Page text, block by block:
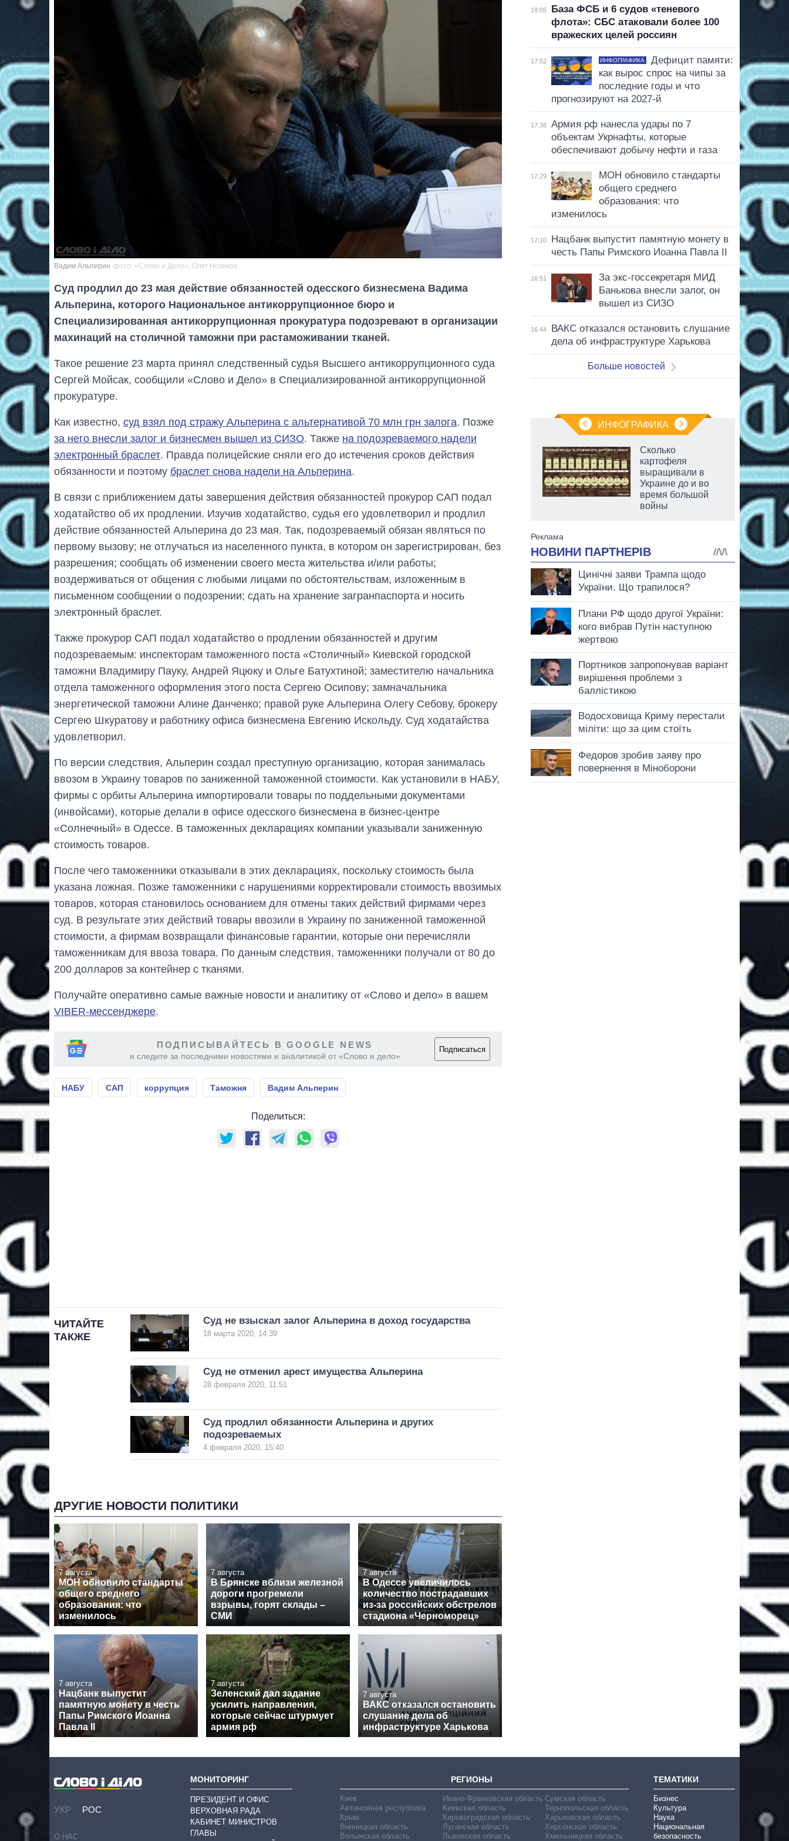
Вадим Альперин фото: «Слово и Дело», Олег Новиков
Суд продлил до 23 мая действие обязанностей одесского бизнесмена Вадима
Альперина, которого Национальное антикоррупционное бюро и
Специализированная антикоррупционная прокуратура подозревают в организации
махинаций на столичной таможни при растаможивании тканей.
Такое решение 23 марта принял следственный судья Высшего антикоррупционного суда
Сергей Мойсак, сообщили «Слово и Дело» в Специализированной антикоррупционной
прокуратуре.
Как известно, суд взял под стражу Альперина с альтернативой 70 млн грн залога. Позже
за него внесли залог и бизнесмен вышел из СИЗО. Также на подозреваемого надели
электронный браслет. Правда полицейские сняли его до истечения сроков действия
обязанности и поэтому браслет снова надели на Альперина.
В связи с приближением даты завершения действия обязанностей прокурор САП подал
ходатайство об их продлении. Изучив ходатайство, судья его удовлетворил и продлил
действие обязанностей Альперина до 23 мая. Так, подозреваемый обязан являться по
первому вызову; не отлучаться из населенного пункта, в котором он зарегистрирован, без
разрешения; сообщать об изменении своего места жительства и/или работы;
воздерживаться от общения с любыми лицами по обстоятельствам, изложенным в
письменном сообщении о подозрении; сдать на хранение загранпаспорта и носить
электронный браслет.
Также прокурор САП подал ходатайство о продлении обязанностей и другим
подозреваемым: инспекторам таможенного поста «Столичный» Киевской городской
таможни Владимиру Пауку, Андрей Яцюку и Ольге Батухтиной; заместителю начальника
отдела таможенного оформления этого поста Сергею Осипову; замначальника
энергетической таможни Алине Данченко; правой руке Альперина Олегу Себову, брокеру
Сергею Шкуратову и работнику офиса бизнесмена Евгению Искольду. Суд ходатайства
удовлетворил.
По версии следствия, Альперин создал преступную организацию, которая занималась
ввозом в Украину товаров по заниженной таможенной стоимости. Как установили в НАБУ,
фирмы с орбиты Альперина импортировали товары по поддельными документами
(инвойсами), которые делали в офисе одесского бизнесмена в бизнес-центре
«Солнечный» в Одессе. В таможенных декларациях компании указывали заниженную
стоимость товаров.
После чего таможенники отказывали в этих декларациях, поскольку стоимость была
указана ложная. Позже таможенники с нарушениями корректировали стоимость ввозимых
товаров, которая становилось основанием для отмены таких действий фирмами через
суд. В результате этих действий товары ввозили в Украину по заниженной таможенной
стоимости, а фирмам возвращали финансовые гарантии, которые они перечисляли
таможенникам для ввоза товара. По данным следствия, таможенники получали от 80 до
200 долларов за контейнер с тканями.
Получайте оперативно самые важные новости и аналитику от «Слово и дело» в вашем
VIBER-мессенджере.
ПОДПИСЫВАЙТЕСЬ В GOOGLE NEWS
и следите за последними новостями и аналитикой от «Слово и дело»
Подписаться
НАБУ САП коррупция Таможня Вадим Альперин
Поделиться:
ЧИТАЙТЕ
ТАКЖЕ
Суд не взыскал залог Альперина в доход государства
18 марта 2020, 14:39
Суд не отменил арест имущества Альперина
28 февраля 2020, 11:51
Суд продлил обязанности Альперина и других
подозреваемых
4 февраля 2020, 15:40
ДРУГИЕ НОВОСТИ ПОЛИТИКИ
7 августа
МОН обновило стандарты
общего среднего
образования: что
изменилось
7 августа
В Брянске вблизи железной
дороги прогремели
взрывы, горят склады –
СМИ
7 августа
В Одессе увеличилось
количество пострадавших
из-за российских обстрелов
стадиона «Черноморец»
7 августа
Нацбанк выпустит
памятную монету в честь
Папы Римского Иоанна
Павла II
7 августа
Зеленский дал задание
усилить направления,
которые сейчас штурмует
армия рф
7 августа
ВАКС отказался остановить
слушание дела об
инфраструктуре Харькова
18:05
База ФСБ и 6 судов «теневого
флота»: СБС атаковали более 100
вражеских целей россиян
17:52 ИНФОГРАФИКА
Дефицит памяти:
как вырос спрос на чипы за
последние годы и что
прогнозируют на 2027-й
17:38
Армия рф нанесла удары по 7
объектам Укрнафты, которые
обеспечивают добычу нефти и газа
17:29
МОН обновило стандарты
общего среднего
образования: что
изменилось
17:10
Нацбанк выпустит памятную монету в
честь Папы Римского Иоанна Павла II
16:51
За экс-госсекретаря МИД
Банькова внесли залог, он
вышел из СИЗО
16:44
ВАКС отказался остановить слушание
дела об инфраструктуре Харькова
Больше новостей
ИНФОГРАФИКА
Восемь
массированных
область стали
главной целью рф
Сколько
картофеля
выращивали в
Украине до и во
время большой
войны
УКР РОС
О НАС
МОНИТОРИНГ
ПРЕЗИДЕНТ И ОФИС
ВЕРХОВНАЯ РАДА
КАБИНЕТ МИНИСТРОВ
ГЛАВЫ
РЕГИОНЫ
Киев
Автономная республика
Крым
Винницкая область
Волынская область
Ивано-Франковская область
Киевская область
Кировоградская область
Луганская область
Львовская область
Сумская область
Тернопольская область
Харьковская область
Херсонская область
Хмельницкая область
ТЕМАТИКИ
Бизнес
Культура
Наука
Национальная
безопасность